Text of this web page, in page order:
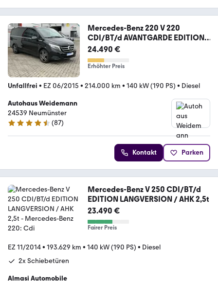
Mercedes-Benz 220 V 220
CDI/BT/d AVANTGARDE EDITION
lang
24.490 €
Erhöhter Preis
Unfallfrei • EZ 06/2015 • 214.000 km • 140 kW (190 PS) • Diesel
Autohaus Weidemann
24539 Neumünster
4.7 Sterne
(87)
Kontakt Parken
Mercedes-Benz V 250 CDI/BT/d
EDITION LANGVERSION / AHK 2,5t
23.490 €
Fairer Preis
EZ 11/2014• 193.629 km • 140 kW (190 PS) • Diesel
2x Schiebetüren
Almasi Automobile